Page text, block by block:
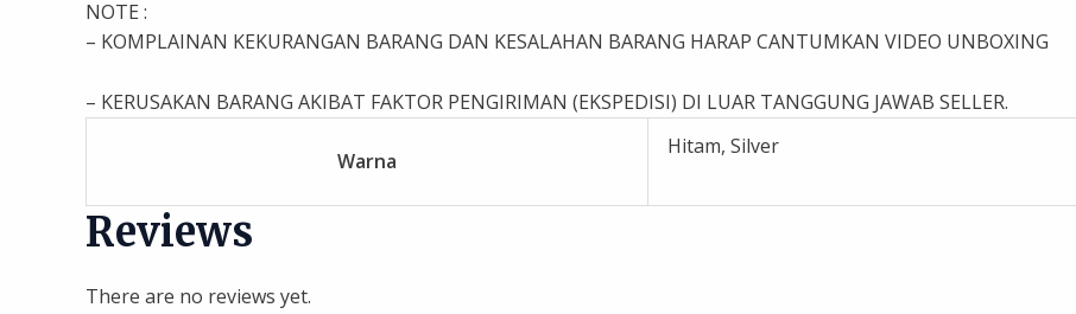
NOTE :
– KOMPLAINAN KEKURANGAN BARANG DAN KESALAHAN BARANG HARAP CANTUMKAN VIDEO UNBOXING
– KERUSAKAN BARANG AKIBAT FAKTOR PENGIRIMAN (EKSPEDISI) DI LUAR TANGGUNG JAWAB SELLER.
Warna
Hitam, Silver
Reviews
There are no reviews yet.